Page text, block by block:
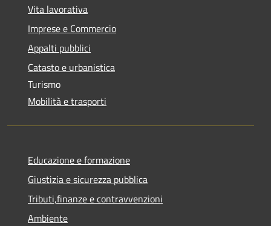
Vita lavorativa
Imprese e Commercio
Appalti pubblici
Catasto e urbanistica
Turismo
Mobilità e trasporti
Educazione e formazione
Giustizia e sicurezza pubblica
Tributi,finanze e contravvenzioni
Ambiente